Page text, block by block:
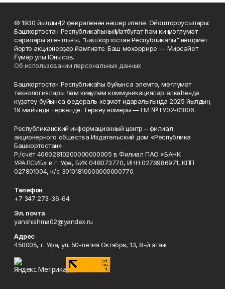
© 1930 йылдың 12 февраленән нәшер ителә. Ойоштороусылары:
Башҡортостан Республикаһының Матбуғат һәм киң мәғлүмәт
саралары агентлығы, "Башҡортостан Республикаһы" нәшриәт
йорто акционерҙар йәмғиәте. Баш мөхәррире — Мирсәйет
Ғүмәр улы Юнысов.
Об использовании персональных данных
Башҡортостан Республикаһы буйынса элемтә, мәғлүмәт
технологиялары һәм киңкүләм коммуникациялар өлкәһендә
күҙәтеү буйынса федераль хеҙмәт идаралығында 2025 йылдың
19 майында теркәлде. Теркәү номеры — ПИ №ТУ02-01806.
Республиканский информационный центр – филиал
акционерного общества Издательский дом «Республика
Башкортостан».
Р./счёт 40602810200000000005 в Филиал ПАО «БАНК
УРАЛСИБ» в г. Уфе, БИК 048073770, ИНН 0278986971, КПП
027801004, к/с 30101810600000000770.
Телефон
+7 347 273-36-64.
Эл. почта
yanshishma02@yandex.ru
Адрес
450005, г. Уфа, ул. 50-летия Октября, 13, 8-й этаж